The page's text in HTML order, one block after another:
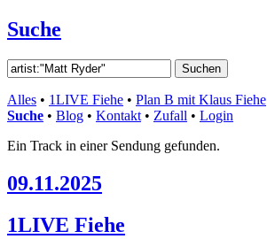
Suche
Alles • 1LIVE Fiehe • Plan B mit Klaus Fiehe
Suche • Blog • Kontakt • Zufall • Login
Ein Track in einer Sendung gefunden.
09.11.2025
1LIVE Fiehe